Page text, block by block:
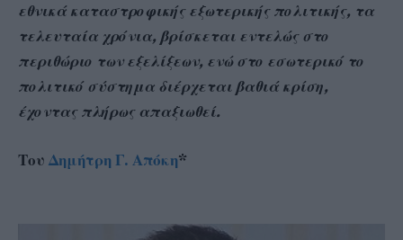
εθνικά καταστροφικής εξωτερικής πολιτικής, τα
τελευταία χρόνια, βρίσκεται εντελώς στο
περιθώριο των εξελίξεων, ενώ στο εσωτερικό το
πολιτικό σύστημα διέρχεται βαθιά κρίση,
έχοντας πλήρως απαξιωθεί.
Του Δημήτρη Γ. Απόκη*